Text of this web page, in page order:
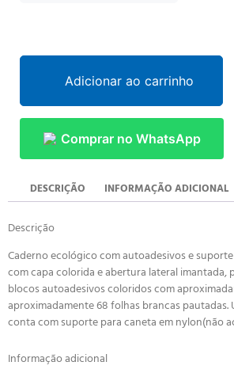
Adicionar ao carrinho
Comprar no WhatsApp
DESCRIÇÃO INFORMAÇÃO ADICIONAL
Descrição
Caderno ecológico com autoadesivos e
com capa colorida e abertura lateral imantada,
blocos autoadesivos coloridos com
aproximadamente 68 folhas brancas
conta com suporte para caneta em nylon(não
Informação adicional